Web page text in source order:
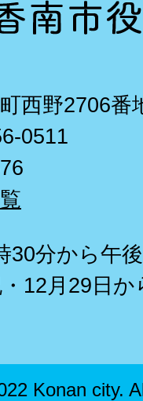
西野2706番
0511
30分から午
・12月29日
Konan city.